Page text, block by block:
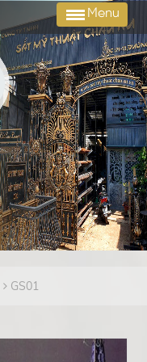
Menu
GS01